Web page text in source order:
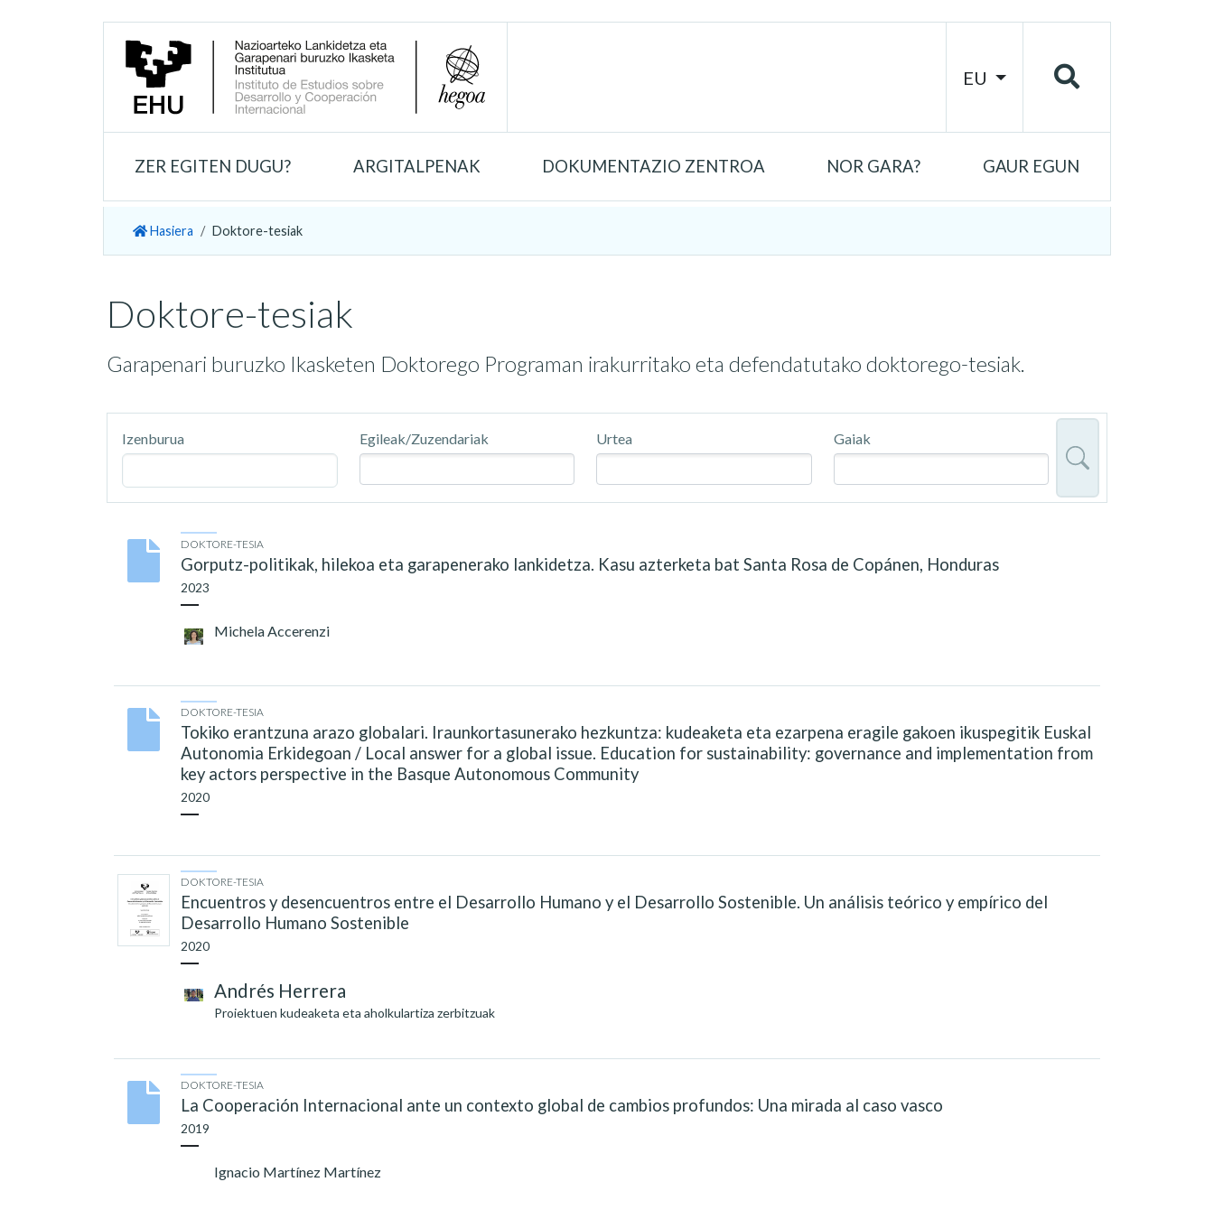
EU
ZER EGITEN DUGU? ARGITALPENAK DOKUMENTAZIO ZENTROA NOR GARA? GAUR EGUN
Hasiera Doktore-tesiak
Doktore-tesiak
Garapenari buruzko Ikasketen Doktorego Programan irakurritako eta defendatutako doktorego-tesiak.
Izenburua Egileak/Zuzendariak Urtea Gaiak
DOKTORE-TESIA
Gorputz-politikak, hilekoa eta garapenerako lankidetza. Kasu azterketa bat Santa Rosa de Copánen, Honduras
2023
Michela Accerenzi
DOKTORE-TESIA
Tokiko erantzuna arazo globalari. Iraunkortasunerako hezkuntza: kudeaketa eta ezarpena eragile gakoen ikuspegitik Euskal
Autonomia Erkidegoan / Local answer for a global issue. Education for sustainability: governance and implementation from
key actors perspective in the Basque Autonomous Community
2020
DOKTORE-TESIA
Encuentros y desencuentros entre el Desarrollo Humano y el Desarrollo Sostenible. Un análisis teórico y empírico del
Desarrollo Humano Sostenible
2020
Andrés Herrera
Proiektuen kudeaketa eta aholkulartiza zerbitzuak
DOKTORE-TESIA
La Cooperación Internacional ante un contexto global de cambios profundos: Una mirada al caso vasco
2019
Ignacio Martínez Martínez